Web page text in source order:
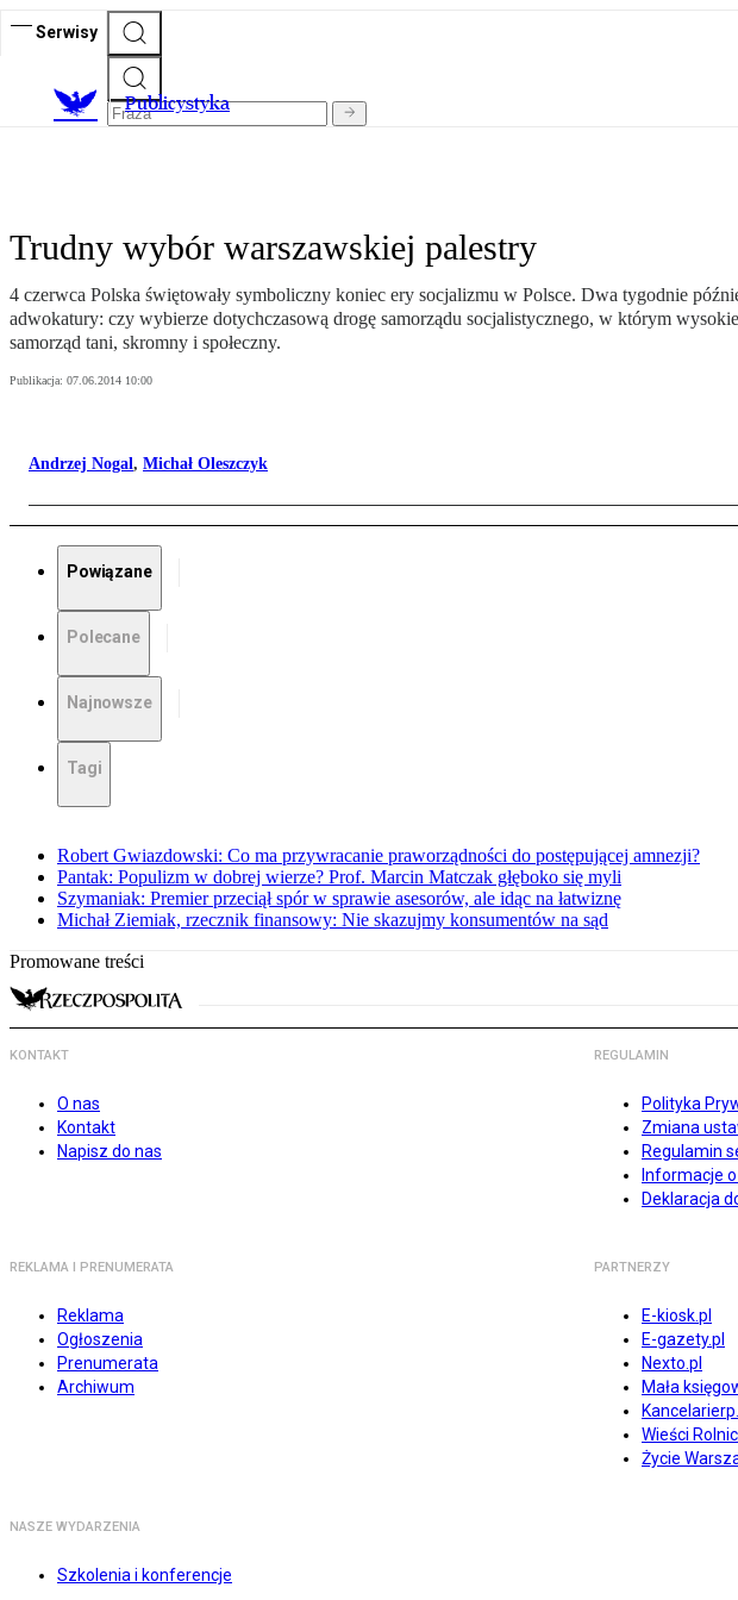
Serwisy
Publicystyka
Trudny wybór warszawskiej palestry
4 czerwca Polska świętowały symboliczny koniec ery socjalizmu w Polsce. Dwa tygodnie
adwokatury: czy wybierze dotychczasową drogę samorządu socjalistycznego, w którym
samorząd tani, skromny i społeczny.
Publikacja: 07.06.2014 10:00
Andrzej Nogal, Michał Oleszczyk
Powiązane
Polecane
Najnowsze
Tagi
Robert Gwiazdowski: Co ma przywracanie praworządności do postępującej amnezji?
Pantak: Populizm w dobrej wierze? Prof. Marcin Matczak głęboko się myli
Szymaniak: Premier przeciął spór w sprawie asesorów, ale idąc na łatwiznę
Michał Ziemiak, rzecznik finansowy: Nie skazujmy konsumentów na sąd
Promowane treści
KONTAKT
O nas
Kontakt
Napisz do nas
REGULAMIN
Polityka
Zmiana
Regulamin
Informacje
Deklaracja
REKLAMA I PRENUMERATA
Reklama
Ogłoszenia
Prenumerata
Archiwum
PARTNERZY
E-kiosk.pl
E-gazety.pl
Nexto.pl
Mała
Wieści
Życie
NASZE WYDARZENIA
Szkolenia i konferencje